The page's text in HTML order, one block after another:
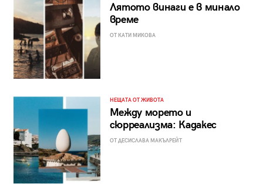
Лятото винаги е в минало
време
ОТ КАТИ МИКОВА
НЕЩАТА ОТ ЖИВОТА
Между морето и
сюрреализма: Кадакес
ОТ ДЕСИСЛАВА МАКЪЛРЕЙТ